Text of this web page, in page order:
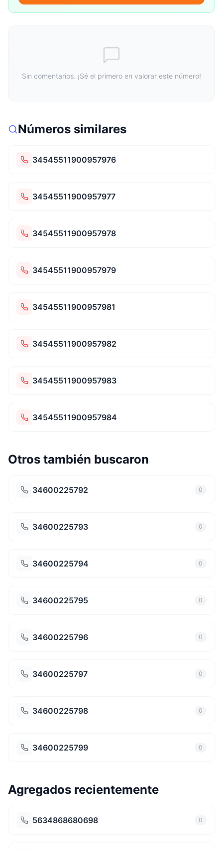
Sin comentarios. ¡Sé el primero en valorar este número!
Números similares
34545511900957976
34545511900957977
34545511900957978
34545511900957979
34545511900957981
34545511900957982
34545511900957983
34545511900957984
Otros también buscaron
34600225792 0
34600225793 0
34600225794 0
34600225795 0
34600225796 0
34600225797 0
34600225798 0
34600225799 0
Agregados recientemente
5634868680698 0